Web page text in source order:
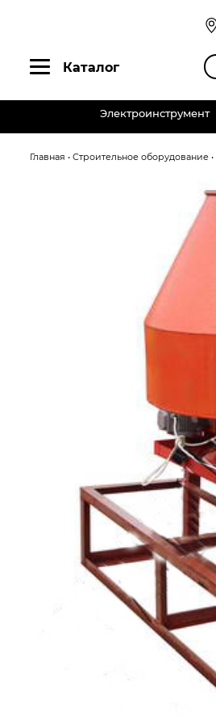
Каталог
Электроинструмент
Главная • Строительное оборудование •